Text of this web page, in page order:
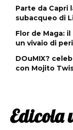
Parte da Capri
subacqueo di
Flor de Maga:
un vivaio di
DOuMIX?
con Mojito
Edicola